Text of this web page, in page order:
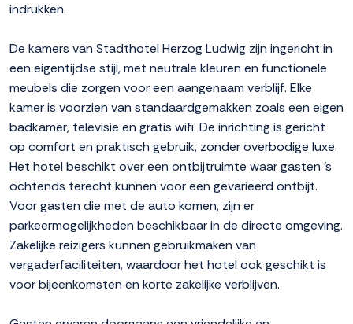
indrukken.
De kamers van Stadthotel Herzog Ludwig zijn ingericht in
een eigentijdse stijl, met neutrale kleuren en functionele
meubels die zorgen voor een aangenaam verblijf. Elke
kamer is voorzien van standaardgemakken zoals een eigen
badkamer, televisie en gratis wifi. De inrichting is gericht
op comfort en praktisch gebruik, zonder overbodige luxe.
Het hotel beschikt over een ontbijtruimte waar gasten 's
ochtends terecht kunnen voor een gevarieerd ontbijt.
Voor gasten die met de auto komen, zijn er
parkeermogelijkheden beschikbaar in de directe omgeving.
Zakelijke reizigers kunnen gebruikmaken van
vergaderfaciliteiten, waardoor het hotel ook geschikt is
voor bijeenkomsten en korte zakelijke verblijven.